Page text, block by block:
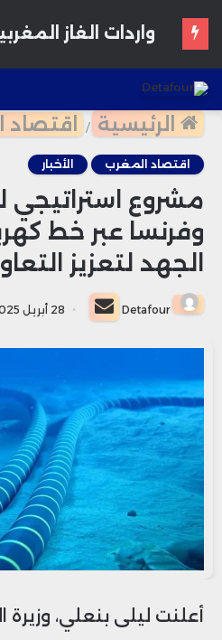
الرئيسية / اقتصاد
اقتصاد المغرب الأخبار
مشروع استراتيجي
وفرنسا عبر خط
الجهد لتعزيز
Detafour
أرسل
بريدا
إلكترونيا
28 أبريل 2025
أعلنت ليلى بنعلي، وزيرة